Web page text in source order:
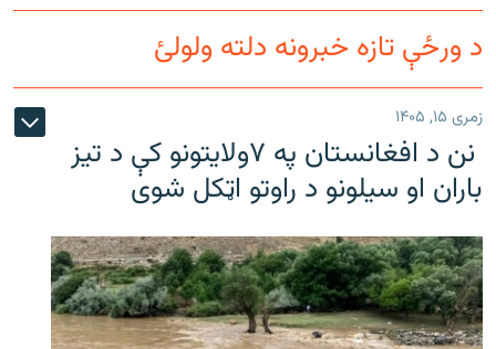
د ورځې تازه خبرونه دلته ولولئ
زمری ۱۵, ۱۴۰۵
نن د افغانستان په ۷ولایتونو کې د تیز
باران او سیلونو د راوتو اټکل شوی